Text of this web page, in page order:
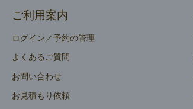
ご利用案内
ログイン／予約の管理
よくあるご質問
お問い合わせ
お見積もり依頼